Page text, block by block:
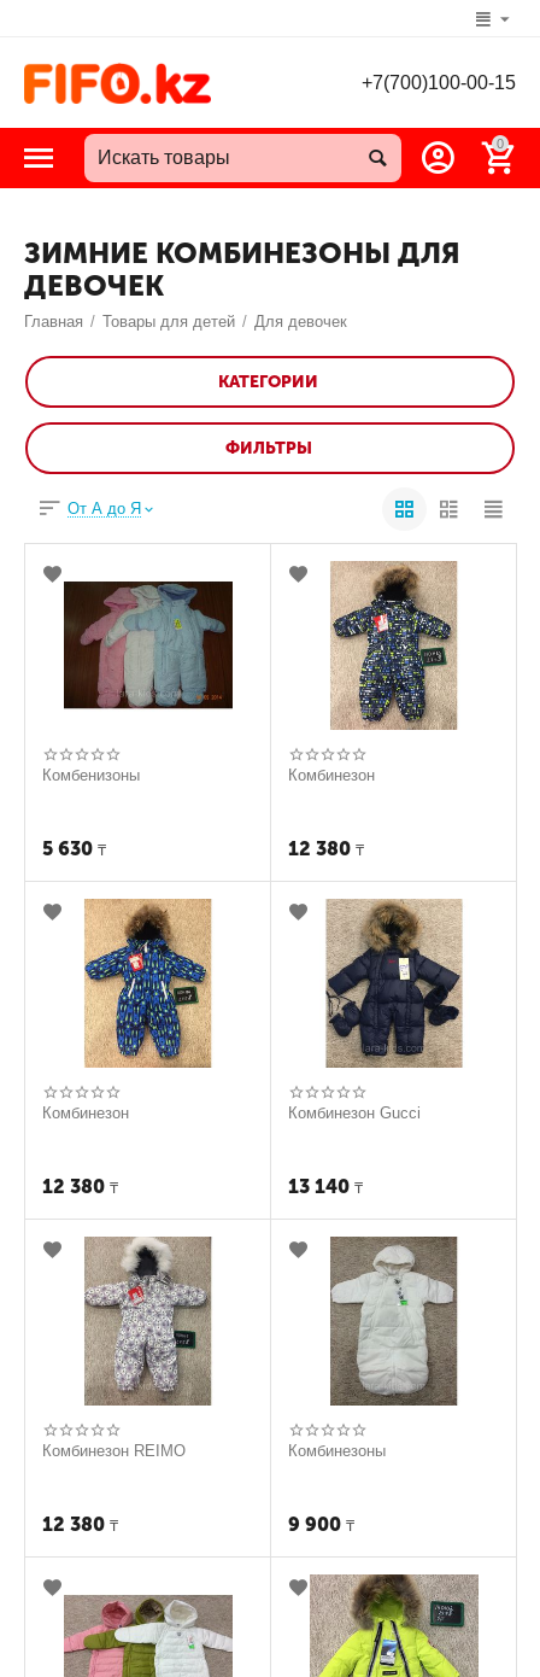
+7(700)100-00-15
0
ЗИМНИЕ КОМБИНЕЗОНЫ ДЛЯ
ДЕВОЧЕК
Главная / Товары для детей / Для девочек
КАТЕГОРИИ
ФИЛЬТРЫ
От А до Я
Комбенизоны
5 630 ₸
Комбинезон
12 380 ₸
Комбинезон
12 380 ₸
Комбинезон Gucci
13 140 ₸
Комбинезон REIMO
12 380 ₸
Комбинезоны
9 900 ₸